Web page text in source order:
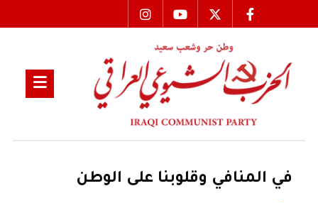
في المنافي وقلوبنا على الوطن